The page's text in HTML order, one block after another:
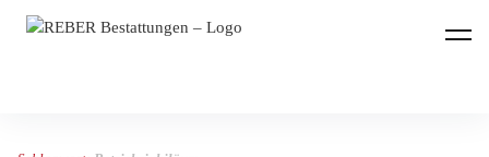
REBER Bestattungen